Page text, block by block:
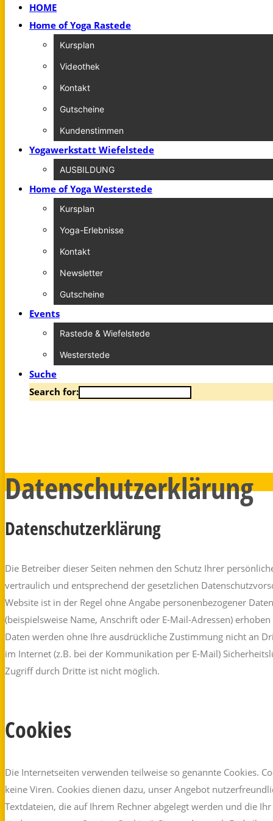
HOME
Home of Yoga Rastede
Kursplan
Videothek
Kontakt
Gutscheine
Kundenstimmen
Yogawerkstatt Wiefelstede
AUSBILDUNG
Home of Yoga Westerstede
Kursplan
Yoga-Erlebnisse
Kontakt
Newsletter
Gutscheine
Events
Rastede & Wiefelstede
Westerstede
Suche
Search for:
Datenschutzerklärung
Datenschutzerklärung
Die Betreiber dieser Seiten nehmen den Schutz Ihrer
vertraulich und entsprechend der gesetzlichen
Website ist in der Regel ohne Angabe personenbezogener
(beispielsweise Name, Anschrift oder E-Mail-Adressen)
Daten werden ohne Ihre ausdrückliche Zustimmung nicht an
im Internet (z.B. bei der Kommunikation per E-Mail)
Zugriff durch Dritte ist nicht möglich.
Cookies
Die Internetseiten verwenden teilweise so genannte Cookies.
keine Viren. Cookies dienen dazu, unser Angebot
Textdateien, die auf Ihrem Rechner abgelegt werden und die